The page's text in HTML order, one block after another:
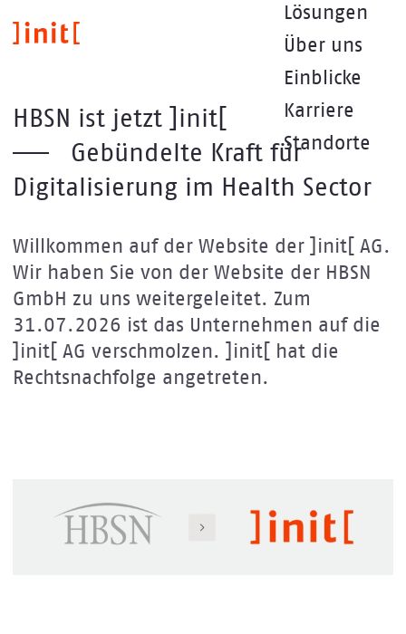
zum
Inhalt
Lösungen
Über uns
Einblicke
Karriere
Standorte
HBSN ist jetzt ]init[
Gebündelte Kraft für
Digitalisierung im Health Sector
Willkommen auf der Website der ]init[ AG.
Wir haben Sie von der Website der HBSN
GmbH zu uns weitergeleitet. Zum
31.07.2026 ist das Unternehmen auf die
]init[ AG verschmolzen. ]init[ hat die
Rechtsnachfolge angetreten.